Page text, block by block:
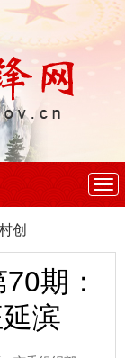
导
创
期：
滨